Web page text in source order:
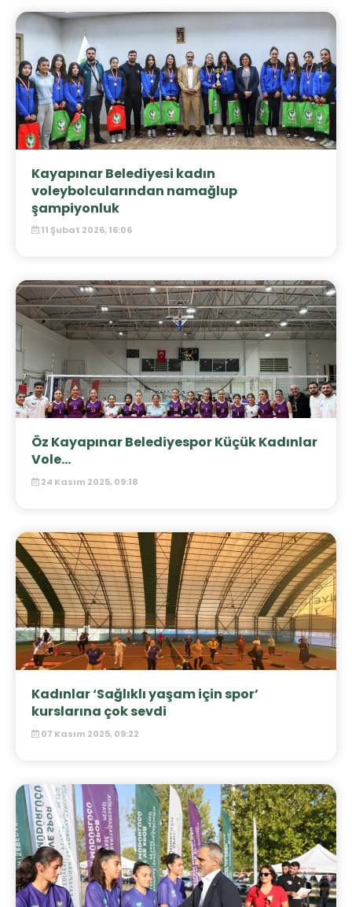
Kayapınar Belediyesi kadın
voleybolcularından namağlup
şampiyonluk
11 Şubat 2026, 16:06
Öz Kayapınar Belediyespor Küçük Kadınlar
Vole...
24 Kasım 2025, 09:18
Kadınlar ‘Sağlıklı yaşam için spor’
kurslarına çok sevdi
07 Kasım 2025, 09:22